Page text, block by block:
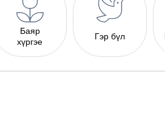
Баяр
хүргэе
Гэр бүл